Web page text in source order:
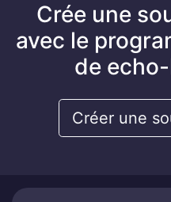
Crée une
avec le
de
Créer une